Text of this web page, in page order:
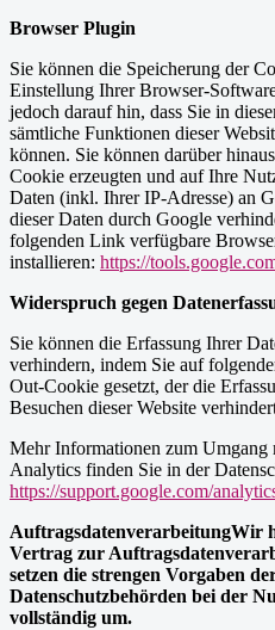
Browser Plugin
Sie können die Speicherung der
Einstellung Ihrer Browser-
jedoch darauf hin, dass Sie in
sämtliche Funktionen dieser
können. Sie können darüber
Cookie erzeugten und auf Ihre
Daten (inkl. Ihrer IP-Adresse) an
dieser Daten durch Google
folgenden Link verfügbare
installieren: https://
Widerspruch gegen
Sie können die Erfassung Ihrer
verhindern, indem Sie auf
Out-Cookie gesetzt, der die
Besuchen dieser Website
Mehr Informationen zum Umgang
Analytics finden Sie in der
https://support.google.com/
AuftragsdatenverarbeitungWir
Vertrag zur
setzen die strengen Vorgaben
Datenschutzbehörden bei der
vollständig um.